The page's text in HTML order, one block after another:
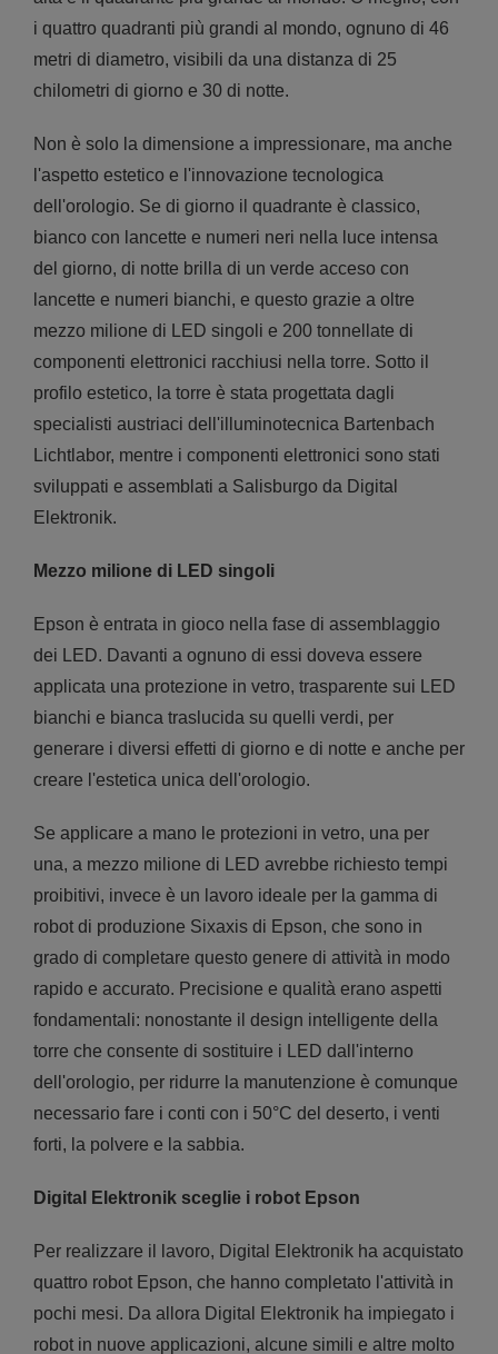
i quattro quadranti più grandi al mondo, ognuno di 46
metri di diametro, visibili da una distanza di 25
chilometri di giorno e 30 di notte.
Non è solo la dimensione a impressionare, ma anche
l'aspetto estetico e l'innovazione tecnologica
dell'orologio. Se di giorno il quadrante è classico,
bianco con lancette e numeri neri nella luce intensa
del giorno, di notte brilla di un verde acceso con
lancette e numeri bianchi, e questo grazie a oltre
mezzo milione di LED singoli e 200 tonnellate di
componenti elettronici racchiusi nella torre. Sotto il
profilo estetico, la torre è stata progettata dagli
specialisti austriaci dell'illuminotecnica Bartenbach
Lichtlabor, mentre i componenti elettronici sono stati
sviluppati e assemblati a Salisburgo da Digital
Elektronik.
Mezzo milione di LED singoli
Epson è entrata in gioco nella fase di assemblaggio
dei LED. Davanti a ognuno di essi doveva essere
applicata una protezione in vetro, trasparente sui LED
bianchi e bianca traslucida su quelli verdi, per
generare i diversi effetti di giorno e di notte e anche per
creare l'estetica unica dell'orologio.
Se applicare a mano le protezioni in vetro, una per
una, a mezzo milione di LED avrebbe richiesto tempi
proibitivi, invece è un lavoro ideale per la gamma di
robot di produzione Sixaxis di Epson, che sono in
grado di completare questo genere di attività in modo
rapido e accurato. Precisione e qualità erano aspetti
fondamentali: nonostante il design intelligente della
torre che consente di sostituire i LED dall'interno
dell'orologio, per ridurre la manutenzione è comunque
necessario fare i conti con i 50°C del deserto, i venti
forti, la polvere e la sabbia.
Digital Elektronik sceglie i robot Epson
Per realizzare il lavoro, Digital Elektronik ha acquistato
quattro robot Epson, che hanno completato l'attività in
pochi mesi. Da allora Digital Elektronik ha impiegato i
robot in nuove applicazioni, alcune simili e altre molto